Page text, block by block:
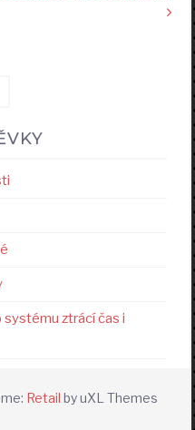
ztrácí čas i
Retail by uXL Themes